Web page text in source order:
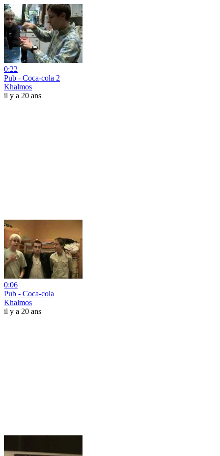
0:22
Pub - Coca-cola 2
Khalmos
il y a 20 ans
0:06
Pub - Coca-cola
Khalmos
il y a 20 ans